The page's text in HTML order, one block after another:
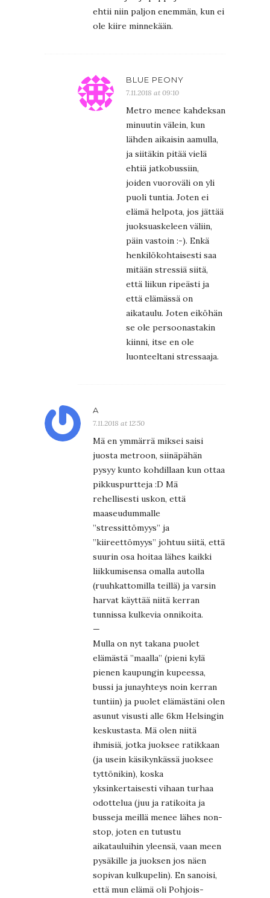
ehtii niin paljon enemmän, kun ei
ole kiire minnekään.
BLUE PEONY
7.11.2018 at 09:10
Metro menee kahdeksan
minuutin välein, kun
lähden aikaisin aamulla,
ja siitäkin pitää vielä
ehtiä jatkobussiin,
joiden vuoroväli on yli
puoli tuntia. Joten ei
elämä helpota, jos jättää
juoksuaskeleen väliin,
päin vastoin :-). Enkä
henkilökohtaisesti saa
mitään stressiä siitä,
että liikun ripeästi ja
että elämässä on
aikataulu. Joten eiköhän
se ole persoonastakin
kiinni, itse en ole
luonteeltani stressaaja.
A
7.11.2018 at 12:50
Mä en ymmärrä miksei saisi
juosta metroon, siinäpähän
pysyy kunto kohdillaan kun ottaa
pikkuspurtteja :D Mä
rehellisesti uskon, että
maaseudummalle
”stressittömyys” ja
”kiireettömyys” johtuu siitä, että
suurin osa hoitaa lähes kaikki
liikkumisensa omalla autolla
(ruuhkattomilla teillä) ja varsin
harvat käyttää niitä kerran
tunnissa kulkevia onnikoita.
—
Mulla on nyt takana puolet
elämästä ”maalla” (pieni kylä
pienen kaupungin kupeessa,
bussi ja junayhteys noin kerran
tuntiin) ja puolet elämästäni olen
asunut visusti alle 6km Helsingin
keskustasta. Mä olen niitä
ihmisiä, jotka juoksee ratikkaan
(ja usein käsikynkässä juoksee
tyttönikin), koska
yksinkertaisesti vihaan turhaa
odottelua (juu ja ratikoita ja
busseja meillä menee lähes non-
stop, joten en tutustu
aikatauluihin yleensä, vaan meen
pysäkille ja juoksen jos näen
sopivan kulkupelin). En sanoisi,
että mun elämä oli Pohjois-